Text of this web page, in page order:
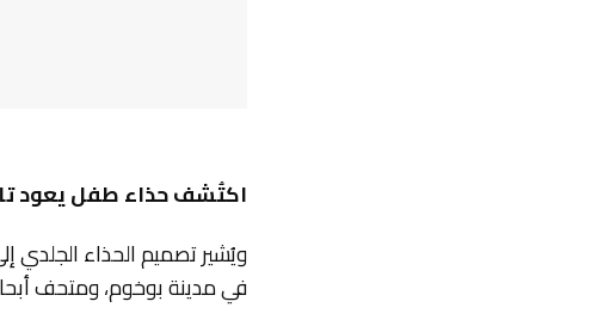
اكتُشف حذاء طفل يعود
ويُشير تصميم الحذاء الجلدي
في مدينة بوخوم، ومتحف أبحاث